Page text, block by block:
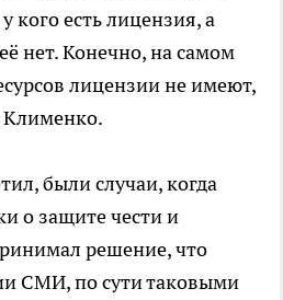
кого есть лицензия, а
нет. Конечно, на самом
лицензии не имеют,
Клименко.
были случаи, когда
о защите чести и
решение, что
СМИ, по сути таковыми